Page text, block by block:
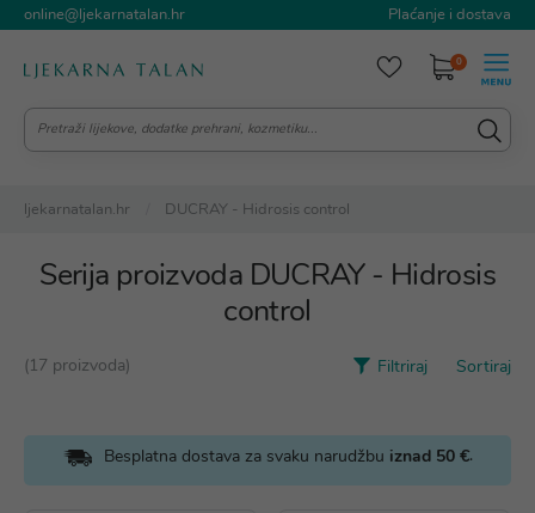
online@ljekarnatalan.hr Plaćanje i dostava
0
ljekarnatalan.hr DUCRAY - Hidrosis control
Serija proizvoda DUCRAY - Hidrosis
control
(17 proizvoda) Filtriraj Sortiraj
Besplatna dostava za svaku narudžbu iznad 50 €.